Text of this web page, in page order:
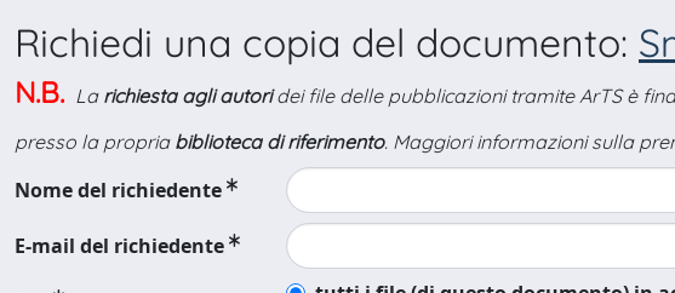
Richiedi una copia del documento:
N.B. La richiesta agli autoridei file delle pubblicazioni tramite ArTS è
presso la propria biblioteca di riferimento. Maggiori informazioni sulla
Nome del richiedente
E-mail del richiedente